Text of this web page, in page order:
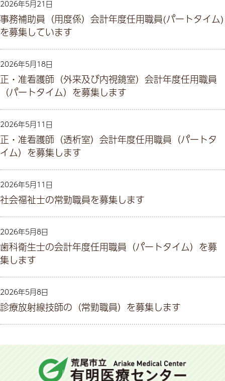
2026年5月21日
事務補助員（用度係）会計年度任用職員(パートタイム)
を募集しています
2026年5月18日
正・准看護師（外来及び内視鏡室）会計年度任用職員
（パートタイム）を募集します
2026年5月11日
正・准看護師（透析室）会計年度任用職員（パートタ
イム）を募集します
2026年5月11日
社会福祉士の常勤職員を募集します
2026年5月8日
歯科衛生士の会計年度任用職員（パートタイム）を募
集します
2026年5月8日
診療放射線技師の（常勤職員）を募集します